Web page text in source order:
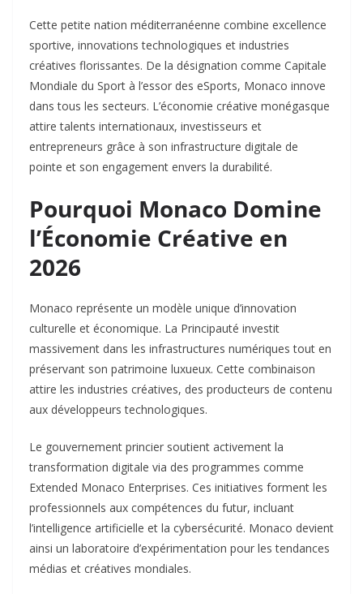
Cette petite nation méditerranéenne combine excellence
sportive, innovations technologiques et industries
créatives florissantes. De la désignation comme Capitale
Mondiale du Sport à l’essor des eSports, Monaco innove
dans tous les secteurs. L’économie créative monégasque
attire talents internationaux, investisseurs et
entrepreneurs grâce à son infrastructure digitale de
pointe et son engagement envers la durabilité.
Pourquoi Monaco Domine
l’Économie Créative en
2026
Monaco représente un modèle unique d’innovation
culturelle et économique. La Principauté investit
massivement dans les infrastructures numériques tout en
préservant son patrimoine luxueux. Cette combinaison
attire les industries créatives, des producteurs de contenu
aux développeurs technologiques.​
Le gouvernement princier soutient activement la
transformation digitale via des programmes comme
Extended Monaco Enterprises. Ces initiatives forment les
professionnels aux compétences du futur, incluant
l’intelligence artificielle et la cybersécurité. Monaco devient
ainsi un laboratoire d’expérimentation pour les tendances
médias et créatives mondiales.​